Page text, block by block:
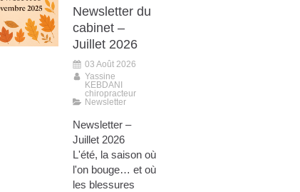
Newsletter du
cabinet –
Juillet 2026
03 Août 2026
Yassine
KEBDANI
chiropracteur
Newsletter
Newsletter –
Juillet 2026
L'été, la saison où
l'on bouge… et où
les blessures